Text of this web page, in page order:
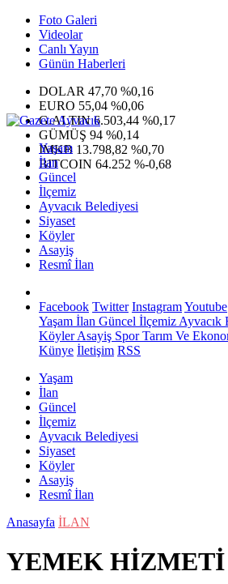
Foto Galeri
Videolar
Canlı Yayın
Günün Haberleri
DOLAR 47,70 %0,16
EURO 55,04 %0,06
G.ALTIN6.503,44 %0,17
GÜMÜŞ 94 %0,14
IMKB 13.798,82 %0,70
BITCOIN 64.252 %-0,68
Yaşam
İlan
Güncel
İlçemiz
Ayvacık Belediyesi
Siyaset
Köyler
Asayiş
Resmî İlan
Facebook Twitter InstagramYoutube
Yaşam İlan Güncel İlçemiz Ayvacık
KöylerAsayiş SporTarım Ve
Künye İletişim RSS
Yaşam
İlan
Güncel
İlçemiz
Ayvacık Belediyesi
Siyaset
Köyler
Asayiş
Resmî İlan
Anasayfa İLAN
YEMEK